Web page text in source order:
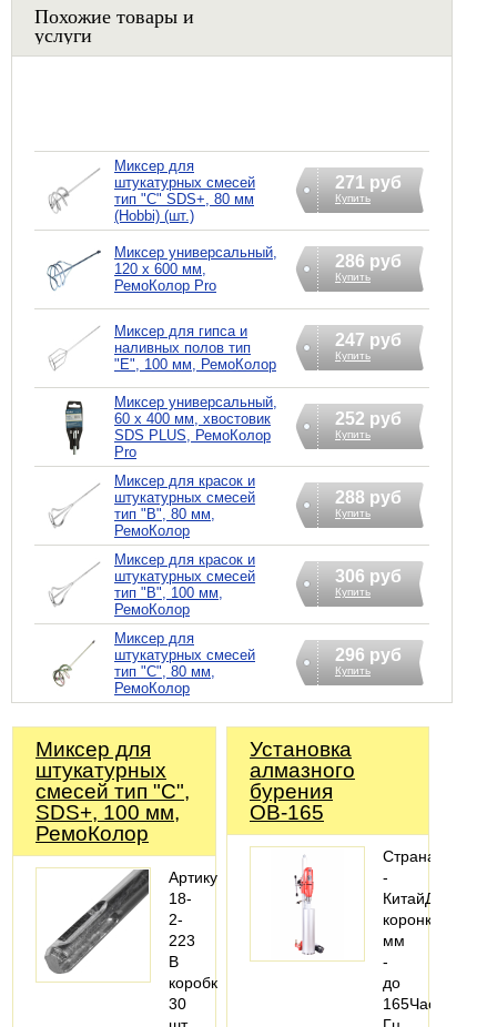
Похожие товары и
услуги
Миксер для
штукатурных смесей
тип "С" SDS+, 80 мм
(Hobbi) (шт.)
271 руб
Купить
Миксер универсальный,
120 х 600 мм,
РемоКолор Pro
286 руб
Купить
Миксер для гипса и
наливных полов тип
"E", 100 мм, РемоКолор
247 руб
Купить
Миксер универсальный,
60 х 400 мм, хвостовик
SDS PLUS, РемоКолор
Pro
252 руб
Купить
Миксер для красок и
штукатурных смесей
тип "В", 80 мм,
РемоКолор
288 руб
Купить
Миксер для красок и
штукатурных смесей
тип "В", 100 мм,
РемоКолор
306 руб
Купить
Миксер для
штукатурных смесей
тип "С", 80 мм,
РемоКолор
296 руб
Купить
Миксер для
штукатурных
смесей тип "С",
SDS+, 100 мм,
РемоКолор
Артикул:
18-
2-
223
В
коробке:
30
Установка
алмазного
бурения
ОВ-165
Страна
-
КитайДиаметр
коронки,
мм
-
до
165Частота,